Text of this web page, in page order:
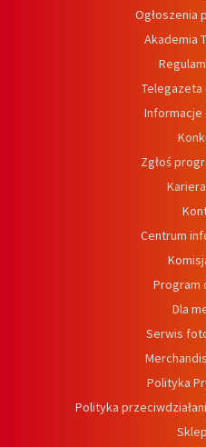
Ogłoszenia
Akademia
Telegazeta
Informacje
Zgłoś
Centrum
Program
Dla
Serwis
Polityka
Polityka